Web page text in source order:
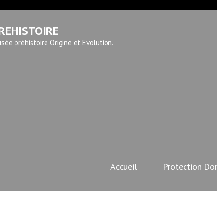
préhistoire Origine et Evolution.
Accueil Protection